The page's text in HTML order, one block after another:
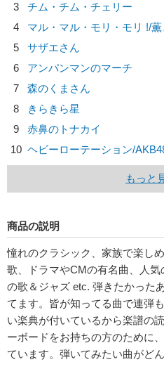
3
チム・チム・チェリー
4
マル・マル・モリ・モリ !/薫
5
サザエさん
6
アンパンマンのマーチ
7
森のくまさん
8
きらきら星
9
赤鼻のトナカイ
10 ヘビーローテーション/
もっと
商品の説明
憧れのクラシック、家族で楽し
歌、ドラマやCMの有名曲、人
の歌＆ジャズ etc. 弾きたかった
てます。皆が知ってる曲で連弾
い楽典が付いているから楽譜の
ーボードをお持ちの方のために
ています。弾いてみたい曲がど